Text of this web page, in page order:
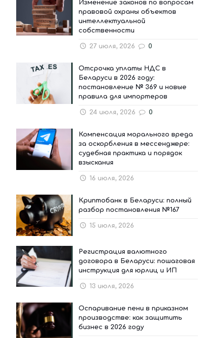
Изменение законов по вопросам
правовой охраны объектов
интеллектуальной
собственности
27 июля, 2026 0
Отсрочка уплаты НДС в
Беларуси в 2026 году:
постановление № 369 и новые
правила для импортеров
24 июля, 2026 0
Компенсация морального вреда
за оскорбления в мессенджере:
судебная практика и порядок
взыскания
16 июля, 2026
Криптобанк в Беларуси: полный
разбор постановления №167
15 июля, 2026
Регистрация валютного
договора в Беларуси: пошаговая
инструкция для юрлиц и ИП
13 июля, 2026
Оспаривание пени в приказном
производстве: как защитить
бизнес в 2026 году